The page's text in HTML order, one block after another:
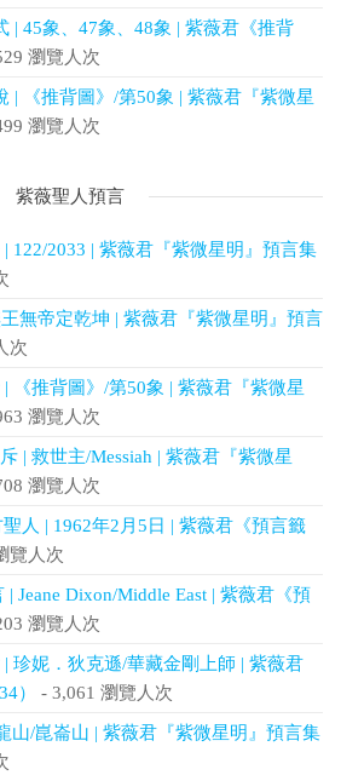
| 45象、47象、48象 | 紫薇君《推背
瀏覽人次
| 《推背圖》/第50象 | 紫薇君『紫微星
瀏覽人次
紫薇聖人預言
122/2033 | 紫薇君『紫微星明』預言集
無帝定乾坤 | 紫薇君『紫微星明』預言
次
《推背圖》/第50象 | 紫薇君『紫微星
瀏覽人次
| 救世主/Messiah | 紫薇君『紫微星
瀏覽人次
人 | 1962年2月5日 | 紫薇君《預言籤
覽人次
| Jeane Dixon/Middle East | 紫薇君《預
瀏覽人次
珍妮．狄克遜/華藏金剛上師 | 紫薇君
）
- 3,061 瀏覽人次
山/崑崙山 | 紫薇君『紫微星明』預言集